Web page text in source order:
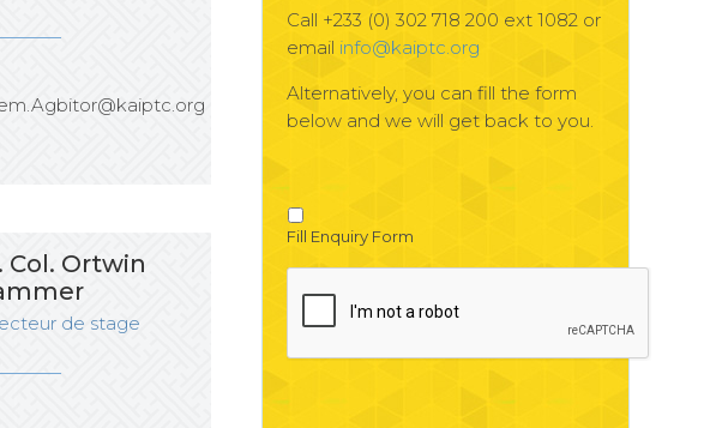
Col. Ortwin
de stage
Call +233 (0) 302 718 200 ext 1082 or
email info@kaiptc.org
Alternatively, you can fill the form
below and we will get back to you.
Fill Enquiry Form